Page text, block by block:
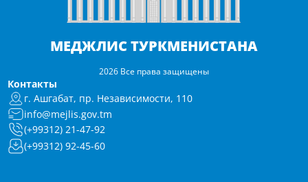
МЕДЖЛИС ТУРКМЕНИСТАНА
2026 Все права защищены
Контакты
г. Ашгабат, пр. Независимости, 110
info@mejlis.gov.tm
(+99312) 21-47-92
(+99312) 92-45-60